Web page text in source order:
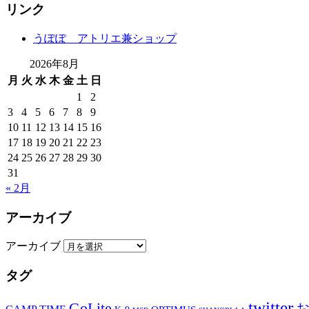
リンク
うぽぽ アトリエ兼ショップ
2026年8月
月 火 水 木 金 土 日
1
2
3
4 5 6 7 8
9
10 11 12 13 14 15 16
17 18 19 20 21 22 23
24 25 26 27 28 29 30
31
« 2月
アーカイブ
アーカイブ
タグ